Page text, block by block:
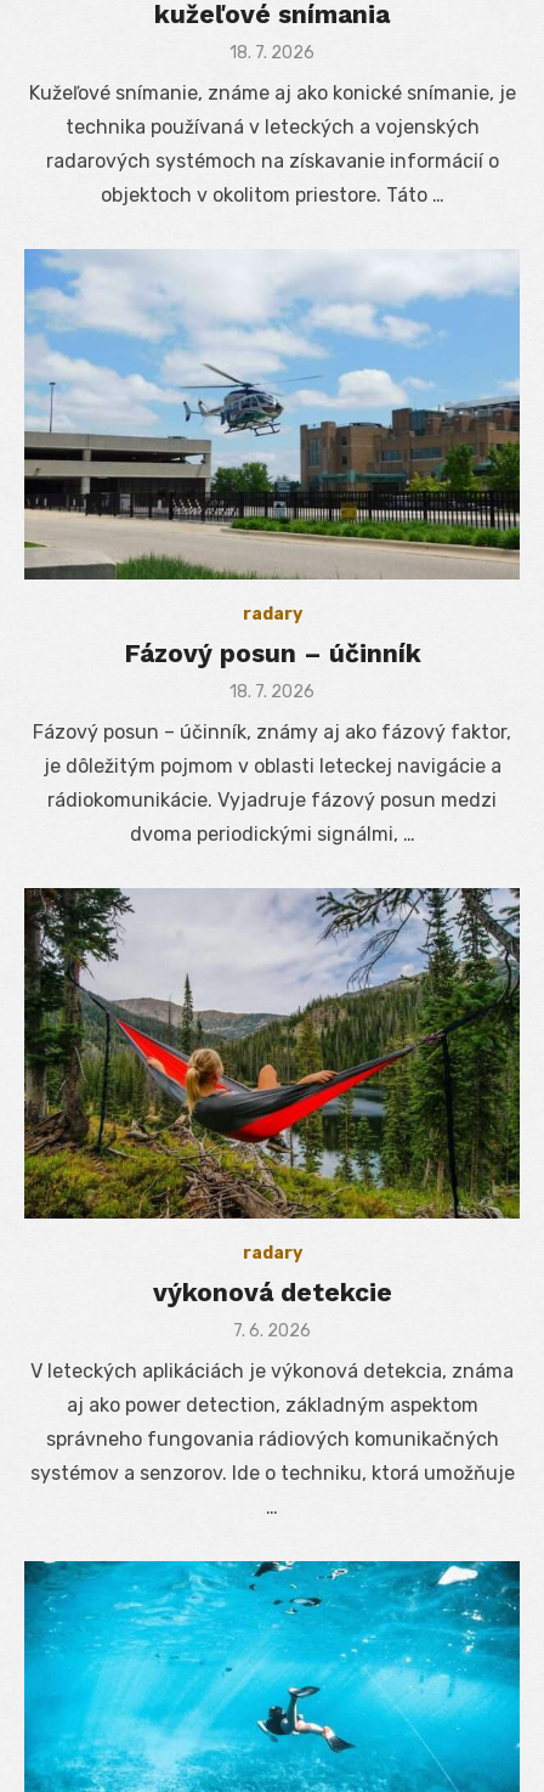
kužeľové snímania
Posted
18. 7. 2026
Kužeľové snímanie, známe aj ako konické snímanie, je
technika používaná v leteckých a vojenských
radarových systémoch na získavanie informácií o
objektoch v okolitom priestore. Táto …
radary
Fázový posun – účinník
Posted
18. 7. 2026
Fázový posun – účinník, známy aj ako fázový faktor,
je dôležitým pojmom v oblasti leteckej navigácie a
rádiokomunikácie. Vyjadruje fázový posun medzi
dvoma periodickými signálmi, …
radary
výkonová detekcie
Posted
7. 6. 2026
V leteckých aplikáciách je výkonová detekcia, známa
aj ako power detection, základným aspektom
správneho fungovania rádiových komunikačných
systémov a senzorov. Ide o techniku, ktorá umožňuje
…